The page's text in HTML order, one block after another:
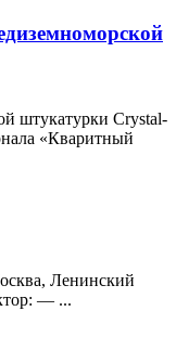
штукатурки Crystal-
«Кваритный
Ленинский
— ...